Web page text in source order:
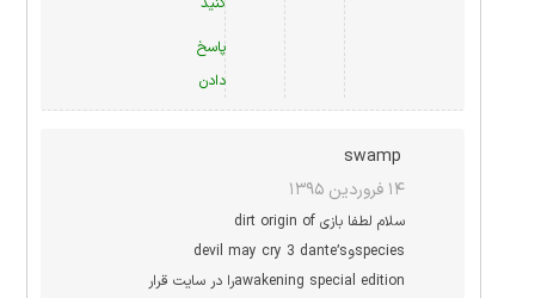
پاسخ
دادن
swamp
۱۴ فروردین ۱۳۹۵
سلام لطفا بازی dirt origin of
speciesوdevil may cry 3 dante’s
awakening special editionرا در سایت قرار